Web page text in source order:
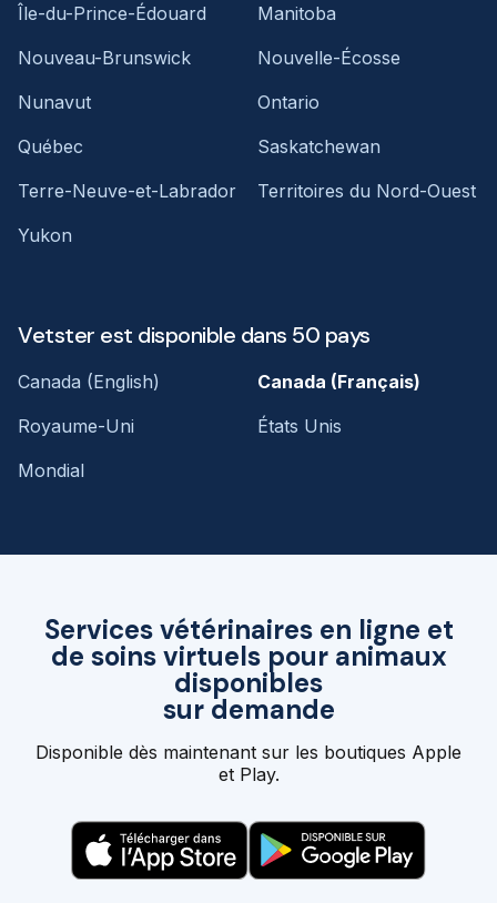
Services vétérinaires en ligne et
de soins virtuels pour animaux
disponibles
sur demande
Disponible dès maintenant sur les boutiques Apple
et Play.
Île-du-Prince-Édouard
Manitoba
Nouveau-Brunswick
Nouvelle-Écosse
Nunavut
Ontario
Québec
Saskatchewan
Terre-Neuve-et-Labrador
Territoires du Nord-Ouest
Yukon
Vetster est disponible dans 50 pays
Canada (English)
Canada (Français)
Royaume-Uni
États Unis
Mondial